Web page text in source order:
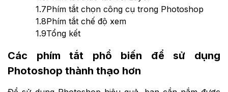
1.7Phím tắt chọn công cụ trong Photoshop
1.8Phím tắt chế độ xem
1.9Tổng kết
Các phím tắt phổ biến để sử dụng
Photoshop thành thạo hơn